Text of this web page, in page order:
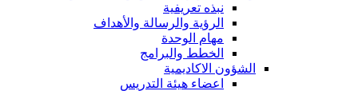
نبذه تعريفية
الرؤية والرسالة والأهداف
مهام الوحدة
الخطط والبرامج
الشؤون الاكاديمية
اعضاء هيئة التدريس